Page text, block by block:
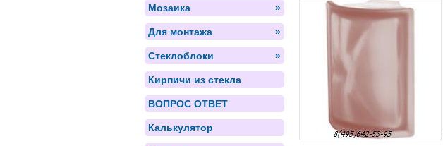
Мозаика »
Для монтажа »
Стеклоблоки »
Кирпичи из стекла
ВОПРОС ОТВЕТ
Калькулятор